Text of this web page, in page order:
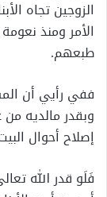
الزوجين تجاه
الأمر ومنذ
طبعهم.
ففي رأيي أن
وبقدر مالديه
إصلاح أحوال
فَلَو قدر الله